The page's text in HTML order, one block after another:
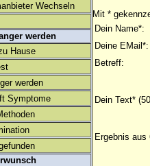
Wechseln
werden
Hause
werden
Symptome
Mit *
Dein Name*:
Deine EMail*:
Betreff:
Dein Text*
Ergebnis aus